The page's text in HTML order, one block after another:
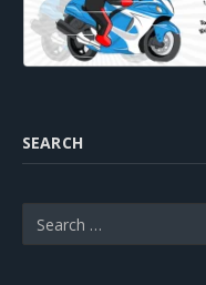
SEARCH